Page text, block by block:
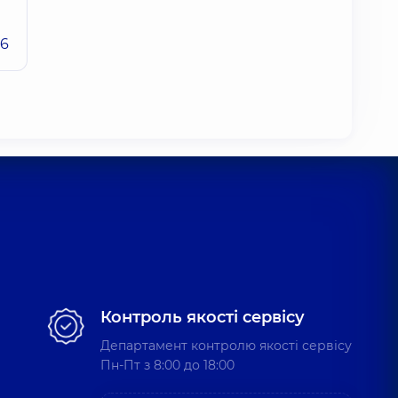
Контроль якості сервісу
Департамент контролю якості сервісу
Пн-Пт з 8:00 до 18:00